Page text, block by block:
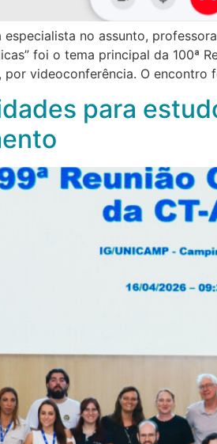
no assunto,
foi o tema principal da 100ª
por videoconferência. O
para